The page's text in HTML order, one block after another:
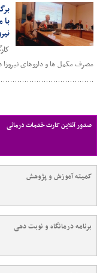
مصرف مکمل ها و داروهای نیروزا
صدور آنلاین کارت خدمات درمانی
کمیته آموزش و پژوهش
برنامه درمانگاه و نوبت دهی